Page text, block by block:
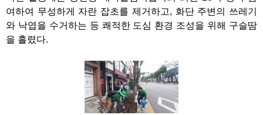
여하여 무성하게 자란 잡초를 제거하고, 화단 주변의 쓰레기
와 낙엽을 수거하는 등 쾌적한 도심 환경 조성을 위해 구슬땀
을 흘렸다.